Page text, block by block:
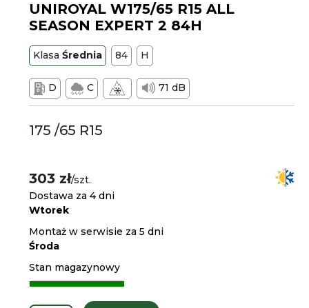
UNIROYAL W175/65 R15 ALL
SEASON EXPERT 2 84H
KlasaŚrednia 84 H
D C 71 dB
175 /65 R15
303 zł/szt.
Dostawa za 4 dni
Wtorek
Montaż w serwisie za 5 dni
Środa
Stan magazynowy